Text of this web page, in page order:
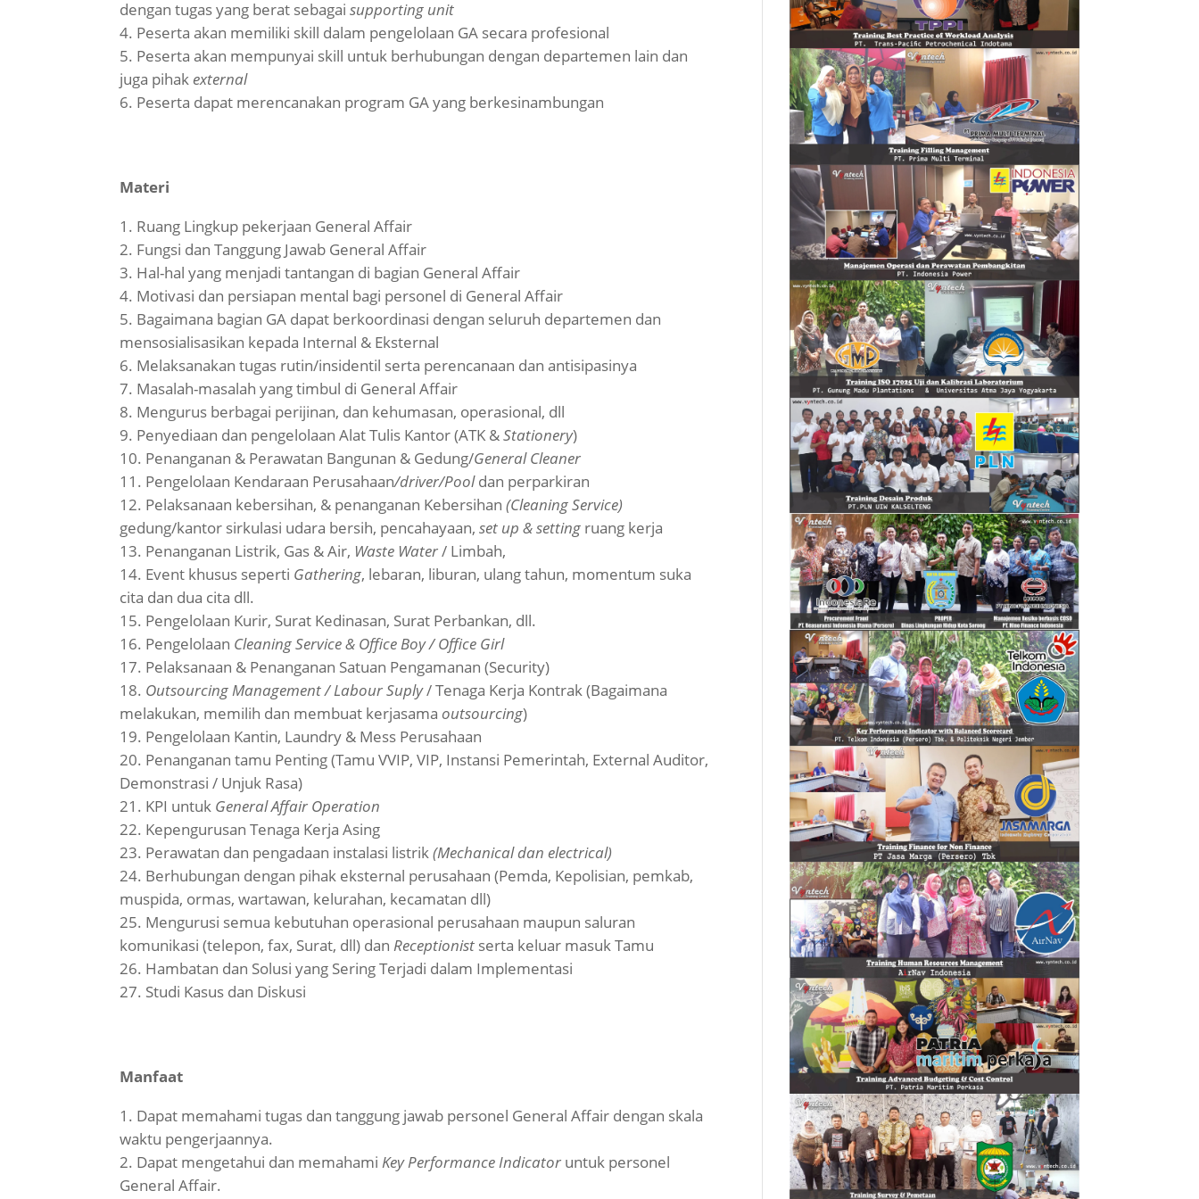
dengan tugas yang berat sebagaisupporting unit
Peserta akan memiliki skill dalam pengelolaan GA secara profesional
Peserta akan mempunyai skill untuk berhubungan dengan departemen lain dan
juga pihakexternal
Peserta dapat merencanakan program GA yang berkesinambungan
Materi
Ruang Lingkup pekerjaan General Affair
Fungsi dan Tanggung Jawab General Affair
Hal-hal yang menjadi tantangan di bagian General Affair
Motivasi dan persiapan mental bagi personel di General Affair
Bagaimana bagian GA dapat berkoordinasi dengan seluruh departemen dan
mensosialisasikan kepada Internal & Eksternal
Melaksanakan tugas rutin/insidentil serta perencanaan dan antisipasinya
Masalah-masalah yang timbul di General Affair
Mengurus berbagai perijinan, dan kehumasan, operasional, dll
Penyediaan dan pengelolaan Alat Tulis Kantor (ATK &Stationery)
Penanganan & Perawatan Bangunan & Gedung/General Cleaner
Pengelolaan Kendaraan Perusahaan/driver/Pooldan perparkiran
Pelaksanaan kebersihan, & penanganan Kebersihan(Cleaning Service)
gedung/kantor sirkulasi udara bersih, pencahayaan,set up & setting ruang kerja
Penanganan Listrik, Gas & Air, Waste Water/ Limbah,
Event khusus seperti Gathering, lebaran, liburan, ulang tahun, momentum suka
cita dan dua cita dll.
Pengelolaan Kurir, Surat Kedinasan, Surat Perbankan, dll.
Pengelolaan Cleaning Service & Office Boy / Office Girl
Pelaksanaan & Penanganan Satuan Pengamanan (Security)
Outsourcing Management / Labour Suply/ Tenaga Kerja Kontrak (Bagaimana
melakukan, memilih dan membuat kerjasamaoutsourcing)
Pengelolaan Kantin, Laundry & Mess Perusahaan
Penanganan tamu Penting (Tamu VVIP, VIP, Instansi Pemerintah, External Auditor,
Demonstrasi / Unjuk Rasa)
KPI untuk General Affair Operation
Kepengurusan Tenaga Kerja Asing
Perawatan dan pengadaan instalasi listrik(Mechanical dan electrical)
Berhubungan dengan pihak eksternal perusahaan (Pemda, Kepolisian, pemkab,
muspida, ormas, wartawan, kelurahan, kecamatan dll)
Mengurusi semua kebutuhan operasional perusahaan maupun saluran
komunikasi (telepon, fax, Surat, dll) danReceptionist serta keluar masuk Tamu
Hambatan dan Solusi yang Sering Terjadi dalam Implementasi
Studi Kasus dan Diskusi
Manfaat
Dapat memahami tugas dan tanggung jawab personel General Affair dengan skala
waktu pengerjaannya.
Dapat mengetahui dan memahamiKey Performance Indicator untuk personel
General Affair.